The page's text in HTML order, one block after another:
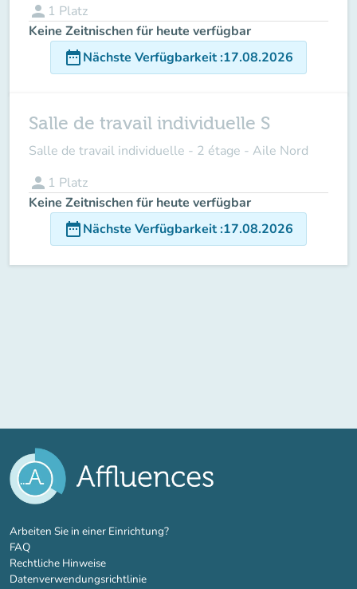
person 1 Platz
Keine Zeitnischen für heute verfügbar
date_rangeNächste Verfügbarkeit:17.08.2026
Salle de travail individuelle S
Salle de travail individuelle - 2 étage - Aile Nord
person 1 Platz
Keine Zeitnischen für heute verfügbar
date_rangeNächste Verfügbarkeit:17.08.2026
Arbeiten Sie in einer Einrichtung?(new tab)
FAQ
Rechtliche Hinweise
Datenverwendungsrichtlinie